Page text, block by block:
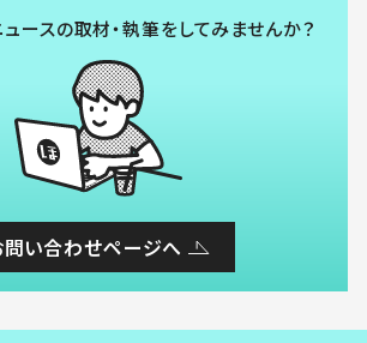
ースの取材・執筆をしてみませんか？
問い合わせページへ